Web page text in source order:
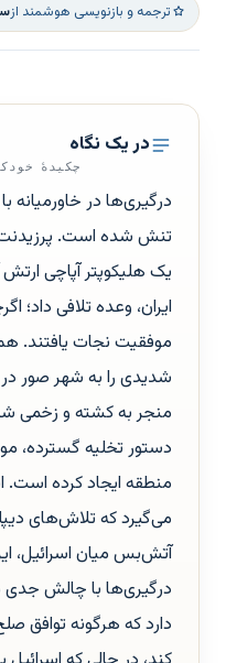
ترجمه و بازنویسی هوشمند از
در یک نگاه
چکیدهٔ
درگیری‌ها در خاورمیانه
تنش شده است.
یک هلیکوپتر آپاچی ارتش
ایران، وعده تلافی داد؛
موفقیت نجات یافتند.
شدیدی را به شهر صور
منجر به کشته و زخمی
دستور تخلیه گسترده،
منطقه ایجاد کرده
می‌گیرد که تلاش‌های
آتش‌بس میان اسرائیل،
درگیری‌ها با چالش جدی
دارد که هرگونه توافق